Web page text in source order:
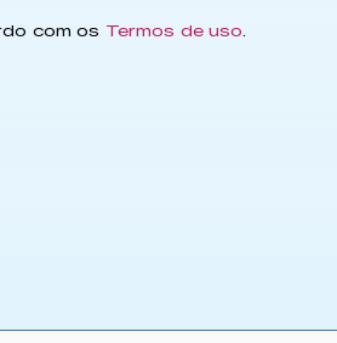
com os Termos de uso